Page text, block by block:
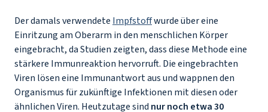
Der damals verwendete Impfstoffwurde über eine
Einritzung am Oberarm in den menschlichen Körper
eingebracht, da Studien zeigten, dass diese Methode eine
stärkere Immunreaktion hervorruft. Die eingebrachten
Viren lösen eine Immunantwort aus und wappnen den
Organismus für zukünftige Infektionen mit diesen oder
ähnlichen Viren. Heutzutage sind nur noch etwa 30